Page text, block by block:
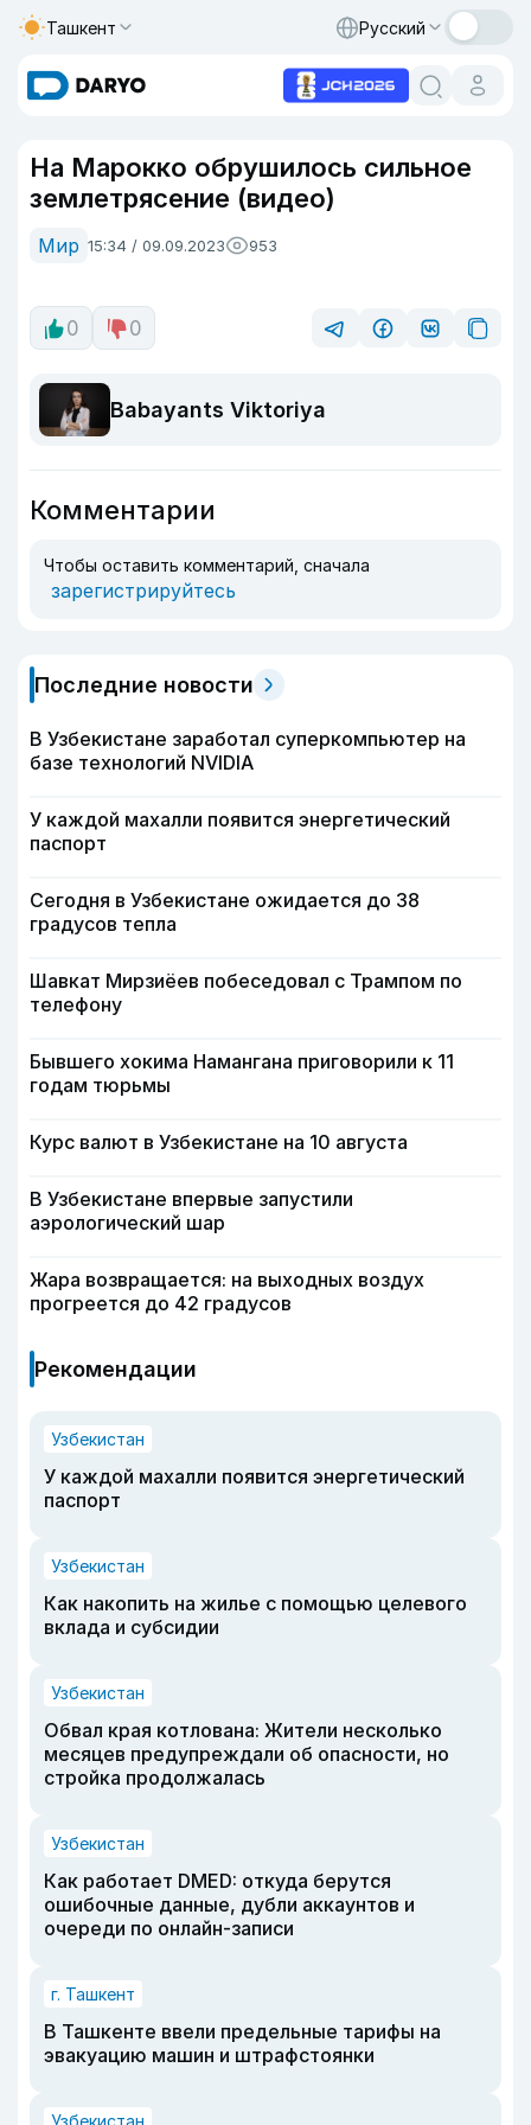
Ташкент Русский
На Марокко обрушилось сильное
землетрясение (видео)
Мир 15:34 / 09.09.2023 953
0 0
Babayants Viktoriya
Комментарии
Чтобы оставить комментарий, сначала
зарегистрируйтесь
Последние новости
В Узбекистане заработал суперкомпьютер на
базе технологий NVIDIA
У каждой махалли появится энергетический
паспорт
Сегодня в Узбекистане ожидается до 38
градусов тепла
Шавкат Мирзиёев побеседовал с Трампом по
телефону
Бывшего хокима Намангана приговорили к 11
годам тюрьмы
Курс валют в Узбекистане на 10 августа
В Узбекистане впервые запустили
аэрологический шар
Жара возвращается: на выходных воздух
прогреется до 42 градусов
Рекомендации
Узбекистан
У каждой махалли появится энергетический
паспорт
Узбекистан
Как накопить на жилье с помощью целевого
вклада и субсидии
Узбекистан
Обвал края котлована: Жители несколько
месяцев предупреждали об опасности, но
стройка продолжалась
Узбекистан
Как работает DMED: откуда берутся
ошибочные данные, дубли аккаунтов и
очереди по онлайн-записи
г. Ташкент
В Ташкенте ввели предельные тарифы на
эвакуацию машин и штрафстоянки
Узбекистан